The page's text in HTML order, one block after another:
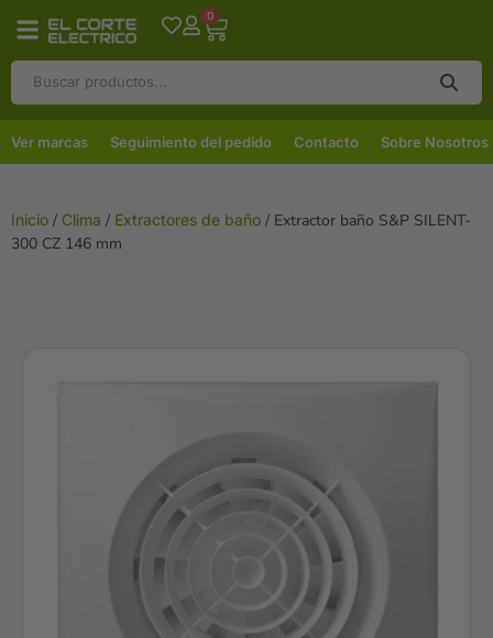
0
Ver marcas Seguimiento del pedido Contacto Sobre Nosotros
Inicio / Clima / Extractores de baño / Extractor baño S&P SILENT-
300 CZ 146 mm